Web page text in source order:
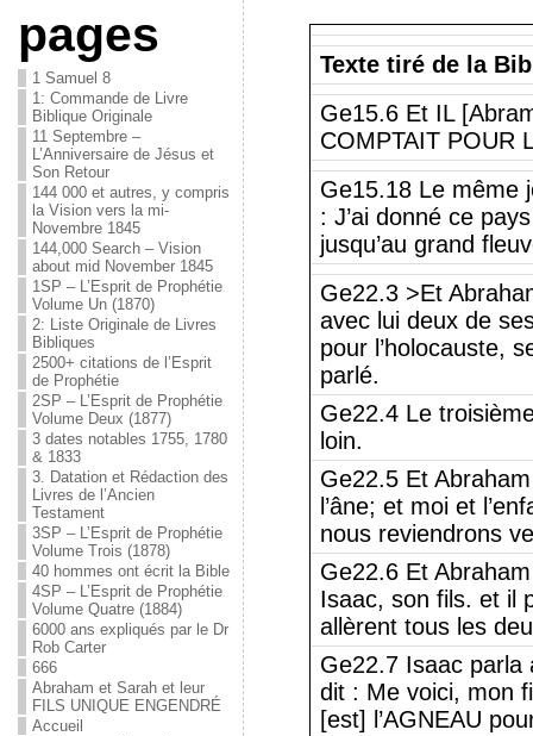
pages
1 Samuel 8
1: Commande de Livre
Biblique Originale
11 Septembre –
L’Anniversaire de Jésus et
Son Retour
144 000 et autres, y compris
la Vision vers la mi-
Novembre 1845
144,000 Search – Vision
about mid November 1845
1SP – L’Esprit de Prophétie
Volume Un (1870)
2: Liste Originale de Livres
Bibliques
2500+ citations de l’Esprit
de Prophétie
2SP – L’Esprit de Prophétie
Volume Deux (1877)
3 dates notables 1755, 1780
& 1833
3. Datation et Rédaction des
Livres de l’Ancien
Testament
3SP – L’Esprit de Prophétie
Volume Trois (1878)
40 hommes ont écrit la Bible
4SP – L’Esprit de Prophétie
Volume Quatre (1884)
6000 ans expliqués par le Dr
Rob Carter
666
Abraham et Sarah et leur
FILS UNIQUE ENGENDRÉ
Accueil
Texte tiré de la
Ge15.6 Et IL
COMPTAIT POUR
Ge15.18 Le même
: J’ai donné ce
jusqu’au grand
Ge22.3 >Et
avec lui deux de
pour l’holocauste,
parlé.
Ge22.4 Le
loin.
Ge22.5 Et
l’âne; et moi et
nous reviendrons
Ge22.6 Et
Isaac, son fils. et il
allèrent tous les
Ge22.7 Isaac
dit : Me voici, mon
[est] l’AGNEAU